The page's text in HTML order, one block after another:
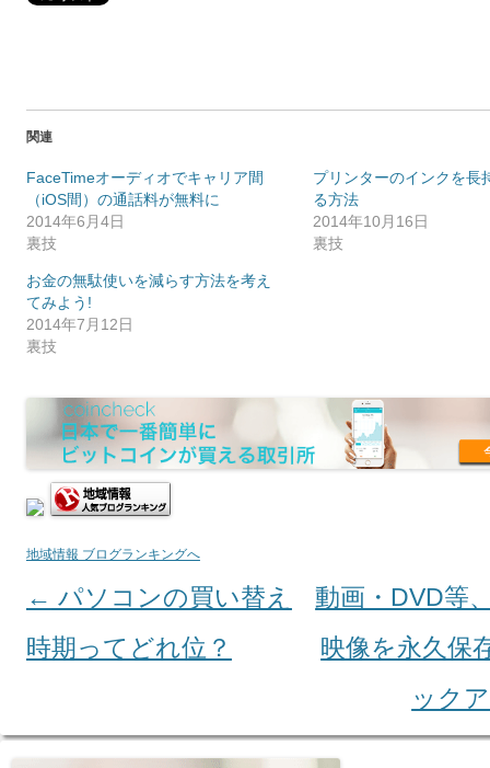
関連
FaceTimeオーディオでキャリア間
（iOS間）の通話料が無料に
2014年6月4日
裏技
プリンターのインクを長
る方法
2014年10月16日
裏技
お金の無駄使いを減らす方法を考え
てみよう!
2014年7月12日
裏技
地域情報 ブログランキングへ
Post navigation
← パソコンの買い替え
時期ってどれ位？
動画・DVD等
映像を永久保
ック